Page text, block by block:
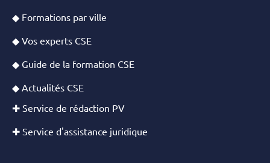
◆ Formations par ville
◆ Vos experts CSE
◆ Guide de la formation CSE
◆ Actualités CSE
✚ Service de rédaction PV
✚ Service d'assistance juridique